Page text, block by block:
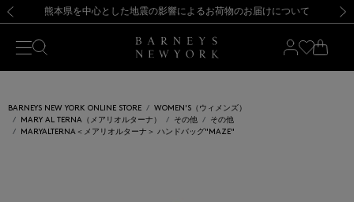
新規登録のお客様も対象！＜MY BARNEYS＞会員のお客様は11,000円（税込）以上のお買上げで常時送料無料！お買い物の際は会員登録を！
【夏季休業に伴う返品・交換承り一時停止のお知らせ】（2026.8.5）
熊本県を中心とした地震の影響によるお荷物のお届けについて
【開催中】SUMMER SALEのご案内・ご注意事項 新規登録のお客様も対象！＜MY BARNEYS＞会員のお客様は11,000円（税込）以上のお買上げで常時送料無料！お買い物の際は会員登録を！
【夏季休業に伴う返品・交換承り一時停止のお知らせ】（2026.8.5）
BARNEYS NEW YORK ONLINE STORE
WOMEN'S（ウィメンズ）
MARY AL TERNA（メアリオルターナ）
その他
その他
MARYALTERNA＜メアリオルターナ＞ ハンドバッグ"MAZE"